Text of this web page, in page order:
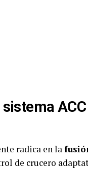
radica en la
de crucero